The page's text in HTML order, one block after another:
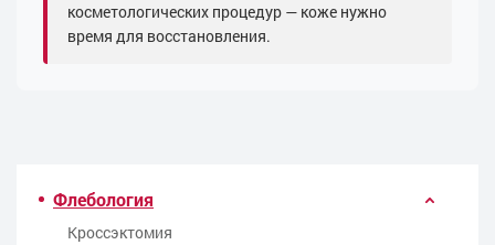
косметологических процедур — коже нужно
время для восстановления.
Флебология
Кроссэктомия